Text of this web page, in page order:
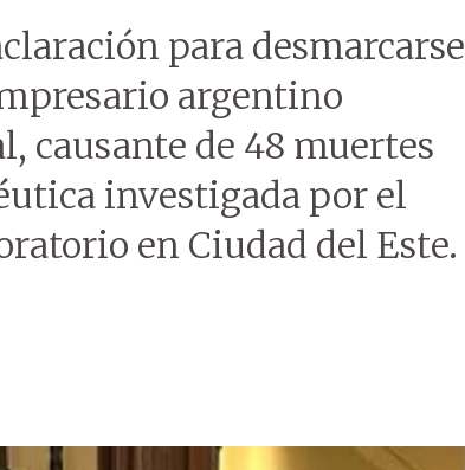
para desmarcarse
argentino
causante de 48 muertes
investigada por el
en Ciudad del Este.